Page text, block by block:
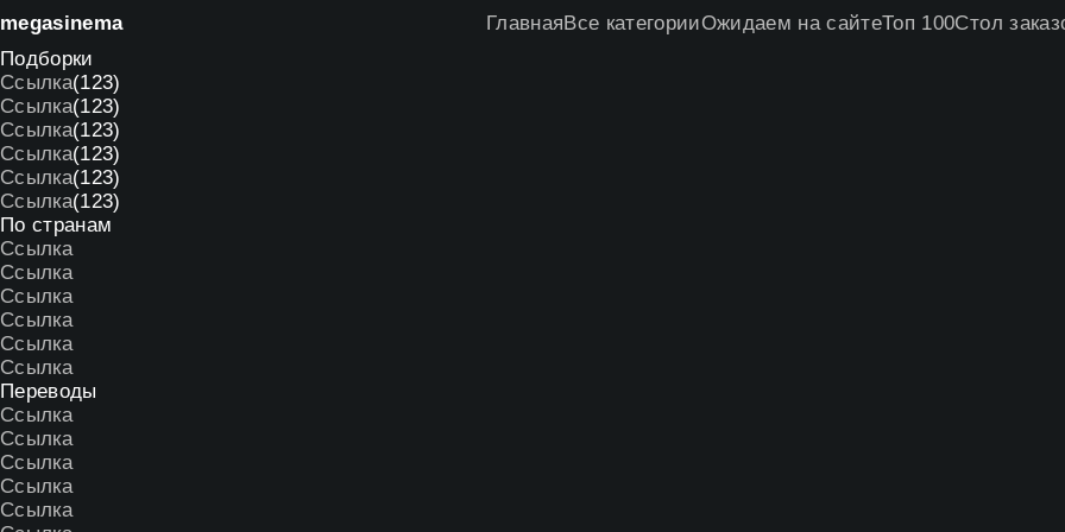
megasinema ГлавнаяВсе категорииОжидаем на сайтеТоп 100Стол
Подборки
Ссылка(123)
Ссылка(123)
Ссылка(123)
Ссылка(123)
Ссылка(123)
Ссылка(123)
По странам
Ссылка
Ссылка
Ссылка
Ссылка
Ссылка
Ссылка
Переводы
Ссылка
Ссылка
Ссылка
Ссылка
Ссылка